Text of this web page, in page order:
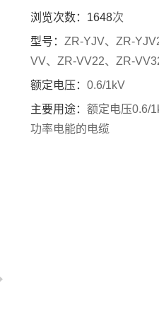
浏览次数： 1648次
型号： ZR-YJV、ZR-
VV、ZR-VV22、ZR-
额定电压： 0.6/1kV
主要用途： 额定电压0.6/
功率电能的电缆